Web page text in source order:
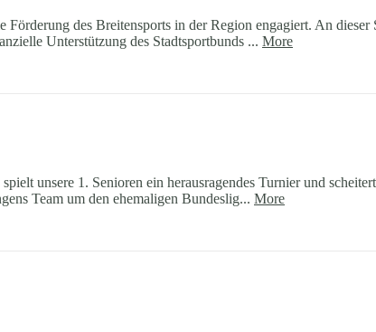
des Breitensports in der Region engagiert. An
Unterstützung des Stadtsportbunds ... More
unsere 1. Senioren ein herausragendes Turnier und
Team um den ehemaligen Bundeslig... More